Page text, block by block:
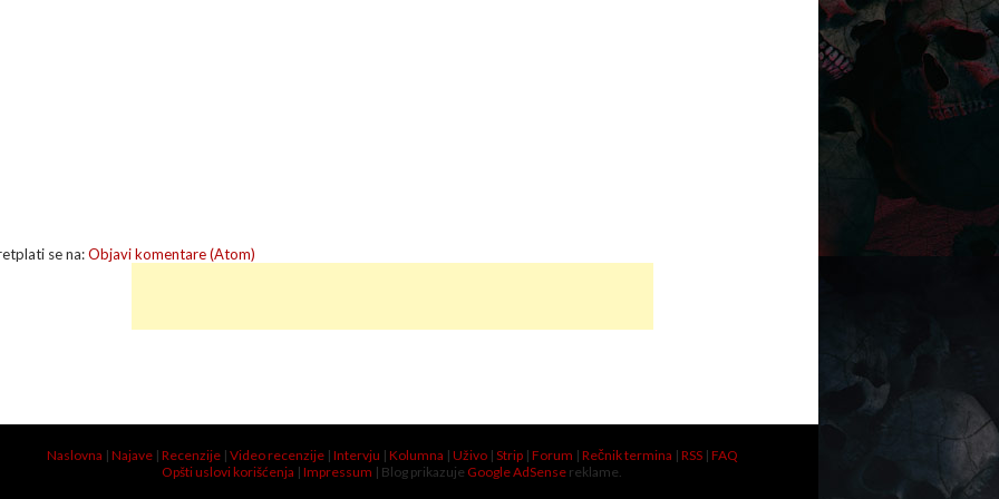
se na:Objavi komentare (Atom)
Naslovna | Najave| Recenzije| Video recenzije| Intervju | Kolumna | Uživo| Strip| Forum | Rečnik termina | RSS| FAQ
Opšti uslovi korišćenja | Impressum | Blog prikazuje Google AdSense reklame.